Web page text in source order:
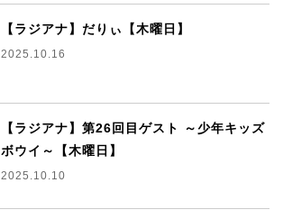
【ラジアナ】だりぃ【木曜日】
2025.10.16
【ラジアナ】第26回目ゲスト ～少年キッズ
ボウイ～【木曜日】
2025.10.10